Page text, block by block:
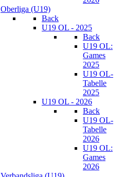
Oberliga (U19)
Back
U19 OL - 2025
Back
U19 OL:
Games
2025
U19 OL-
Tabelle
2025
U19 OL - 2026
Back
U19 OL-
Tabelle
2026
U19 OL:
Games
2026